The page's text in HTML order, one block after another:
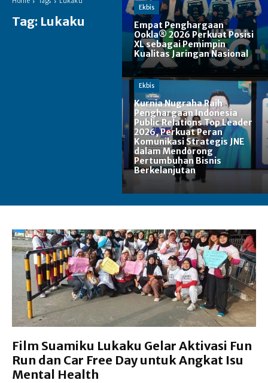
Tag: Lukaku
Ekbis
Empat Penghargaan
Ookla® 2026 Perkuat Posisi
XL sebagai Pemimpin
Kualitas Jaringan Nasional
Ekbis
Kurnia Nugraha Raih
Penghargaan Indonesia
Public Relations Top Leader
2026, Perkuat Peran
Komunikasi Strategis JNE
dalam Mendorong
Pertumbuhan Bisnis
Berkelanjutan
Film Suamiku Lukaku Gelar Aktivasi Fun
Run dan Car Free Day untuk Angkat Isu
Mental Health